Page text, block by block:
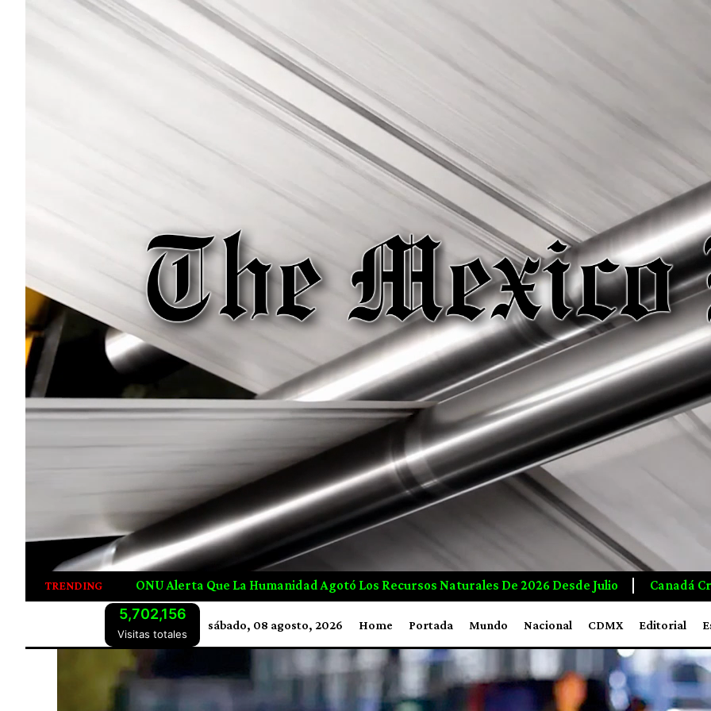
TRENDING
Agotó Los Recursos Naturales De 2026 Desde Julio Canadá Crea Empleos E Inversiones A Mayor Ritmo Que
Visitas totales
5,702,156
sábado, 08 agosto, 2026 Home Portada Mundo Nacional CDMX Editorial